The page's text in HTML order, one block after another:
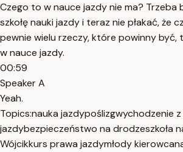
Czego to w nauce jazdy nie ma? Trzeba
szkołę nauki jazdy i teraz nie płakać, że
pewnie wielu rzeczy, które powinny być,
w nauce jazdy.
00:59
Speaker A
Yeah.
Topics:nauka jazdypoślizgwychodzenie
jazdybezpieczeństwo na drodzeszkoła
Wójcikkurs prawa jazdymłody kierowca